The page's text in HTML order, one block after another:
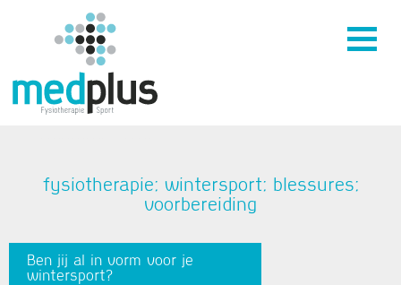
fysiotherapie; wintersport; blessures;
voorbereiding
Ben jij al in vorm voor je
wintersport?